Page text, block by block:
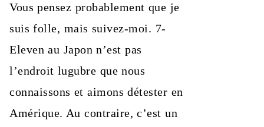
Vous pensez probablement que je
suis folle, mais suivez-moi. 7-
Eleven au Japon n’est pas
l’endroit lugubre que nous
connaissons et aimons détester en
Amérique. Au contraire, c’est un